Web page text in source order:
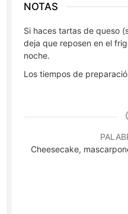
NOTAS
Si haces tartas de queso
deja que reposen en el
noche.
Los tiempos de
Cheesecake,